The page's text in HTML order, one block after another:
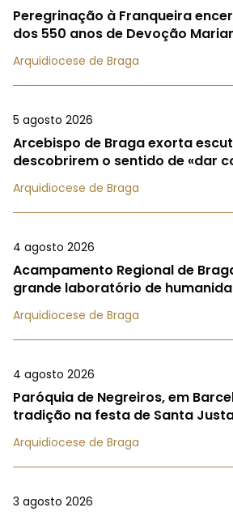
Peregrinação à Franqueira
dos 550 anos de Devoção
Arquidiocese de Braga
5 agosto 2026
Arcebispo de Braga exorta
descobrirem o sentido de «dar
Arquidiocese de Braga
4 agosto 2026
Acampamento Regional de
grande laboratório de
Arquidiocese de Braga
4 agosto 2026
Paróquia de Negreiros, em
tradição na festa de Santa
Arquidiocese de Braga
3 agosto 2026